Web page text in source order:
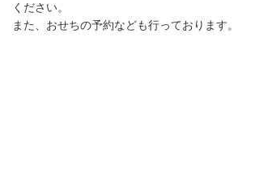
ください。
また、おせちの予約なども行っております。